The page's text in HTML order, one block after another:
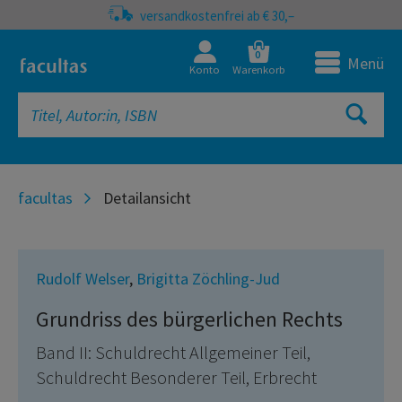
versandkostenfrei ab € 30,–
Konto
0
Warenkorb Menü
facultas Detailansicht
Rudolf Welser, Brigitta Zöchling-Jud
Grundriss des bürgerlichen Rechts
Band II: Schuldrecht Allgemeiner Teil,
Schuldrecht Besonderer Teil, Erbrecht